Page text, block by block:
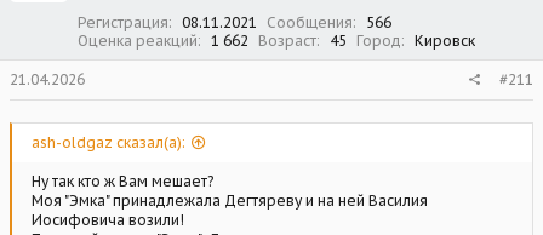
Регистрация 08.11.2021 Сообщения
566
Оценка реакций
1 662 Возраст 45 Город Кировск
21.04.2026 #211
ash-oldgaz сказал(а):
Ну так кто ж Вам мешает?
Моя "Эмка" принадлежала Дегтяреву и на ней Василия
Иосифовича возили!